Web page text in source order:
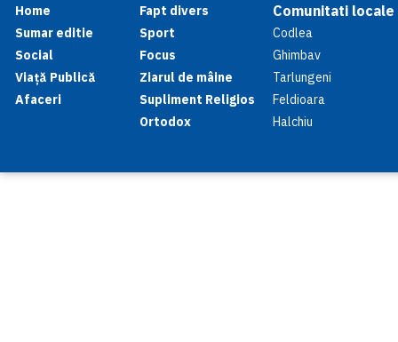
Home
Sumar editie
Social
Viață Publică
Afaceri
Fapt divers
Sport
Focus
Ziarul de mâine
Supliment Religios
Ortodox
Comunitati locale
Codlea
Ghimbav
Tarlungeni
Feldioara
Halchiu